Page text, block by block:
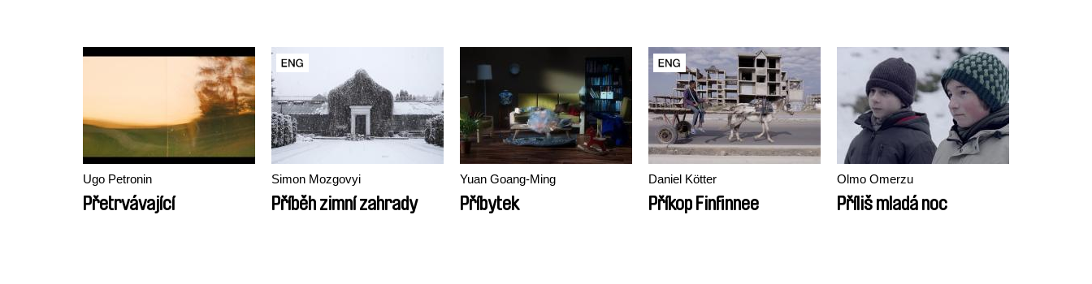
Ugo Petronin
Přetrvávající
Simon Mozgovyi
Příběh zimní zahrady
Yuan Goang-Ming
Příbytek
Daniel Kötter
Příkop Finfinnee
Olmo Omerzu
Příliš mladá noc